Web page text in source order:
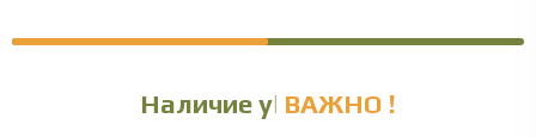
Наличие уточняйте ВАЖНО !